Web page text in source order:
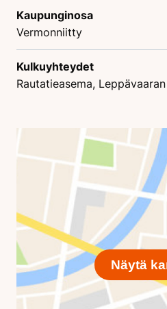
Kaupunginosa
Vermonniitty
Kulkuyhteydet
Rautatieasema,
Näytä